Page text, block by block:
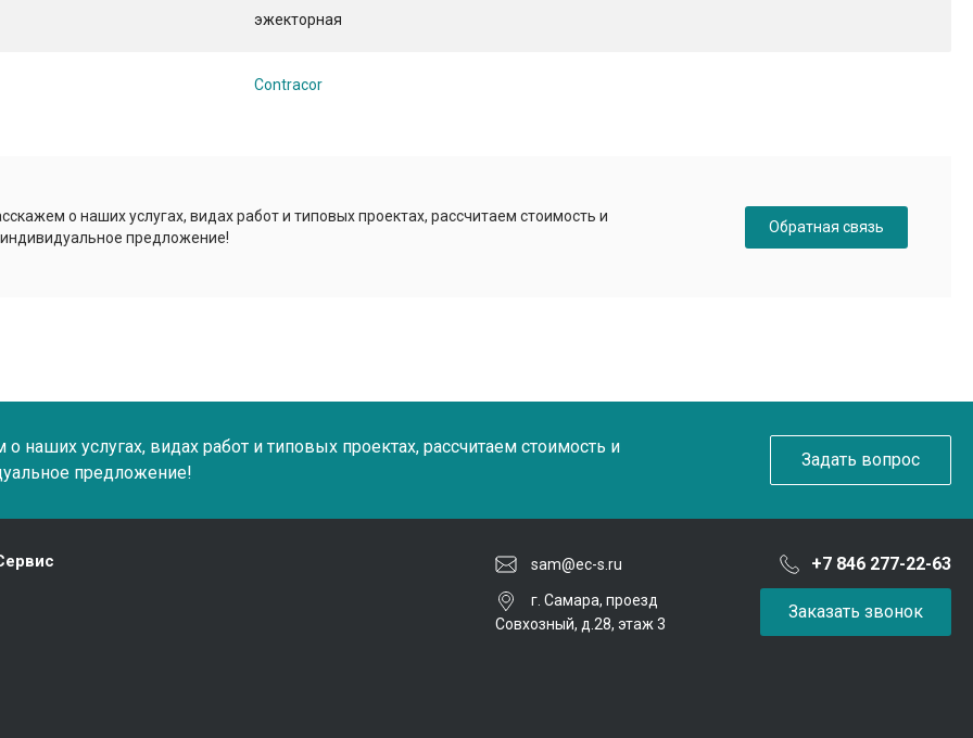
эжекторная
Contracor
о наших услугах, видах работ и типовых проектах, рассчитаем стоимость и
предложение!
Обратная связь
наших услугах, видах работ и типовых проектах, рассчитаем стоимость и
предложение!
Задать вопрос
sam@ec-s.ru +7 846 277-22-63
г. Самара, проезд
Совхозный, д.28, этаж 3
Заказать звонок